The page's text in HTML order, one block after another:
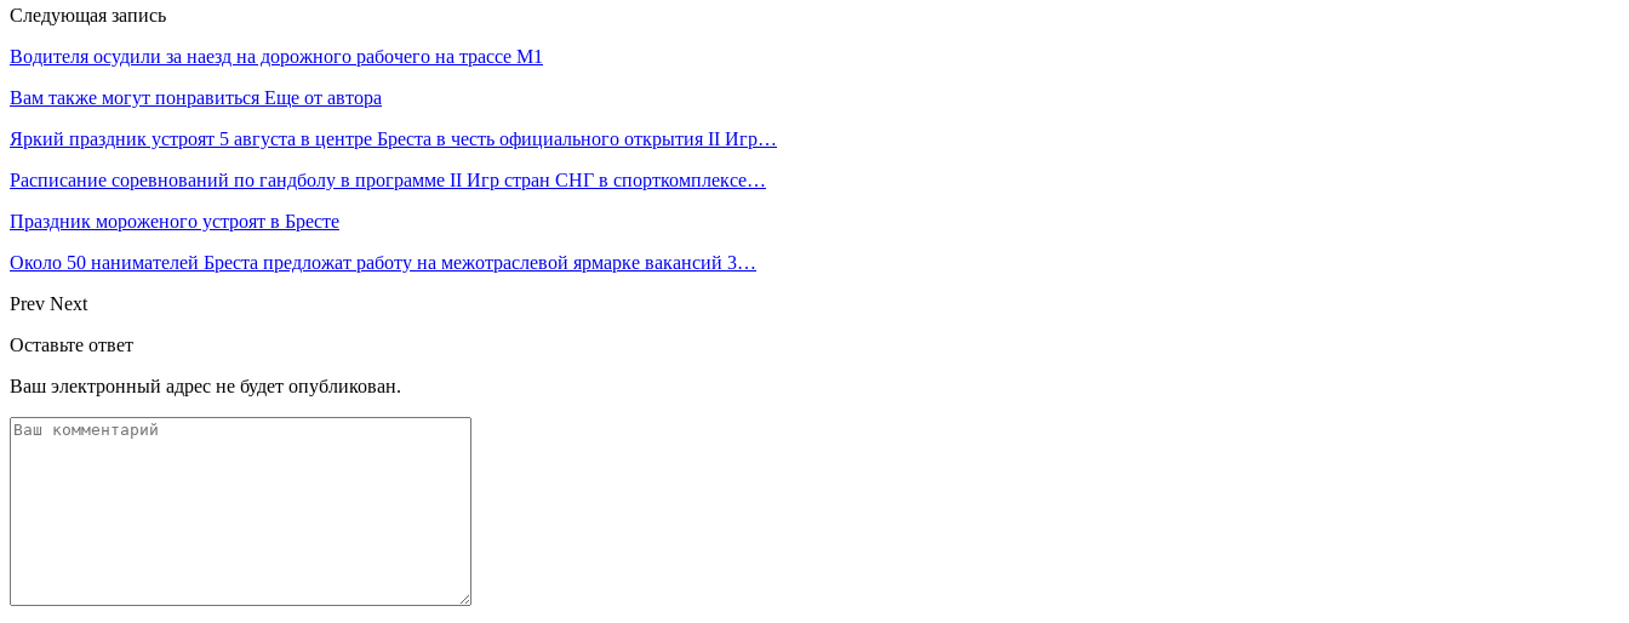
Следующая запись
Водителя осудили за наезд на дорожного рабочего на трассе М1
Вам также могут понравиться Еще от автора
Яркий праздник устроят 5 августа в центре Бреста в честь официального открытия II Игр…
Расписание соревнований по гандболу в программе II Игр стран СНГ в спорткомплексе…
Праздник мороженого устроят в Бресте
Около 50 нанимателей Бреста предложат работу на межотраслевой ярмарке вакансий 3…
Prev Next
Оставьте ответ
Ваш электронный адрес не будет опубликован.